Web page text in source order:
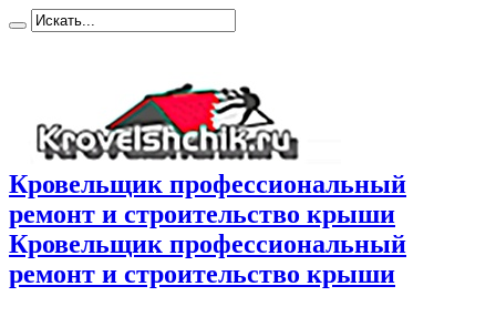
Кровельщик профессиональный
ремонт и строительство крыши
Кровельщик профессиональный
ремонт и строительство крыши